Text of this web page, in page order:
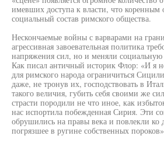
имевших доступа к власти, что коренным
социальный состав римского общества.
Нескончаемые войны с варварами на
агрессивная завоевательная политика
напряжения сил, но и меняли
Как писал античный историк Флор: «И я
для римского народа ограничиться
даже, не тронув их, господствовать в
такого величия, губить себя своими же
страсти породили не что иное, как
нас испортила побежденная Сирия. Эти
обрушились на правы века и повлекли ко
погрязшее в ругине собственных